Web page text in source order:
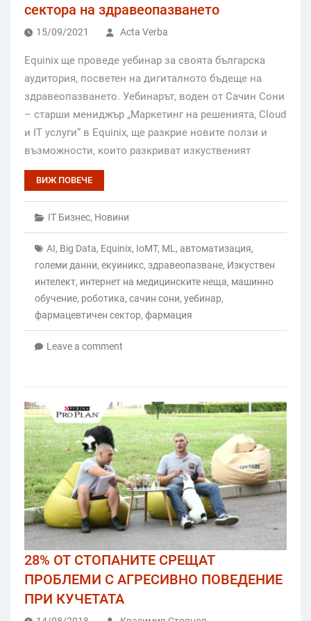
сектора на здравеопазването
15/09/2021 Acta Verba
Equinix ще проведе уебинар за своята българска
аудитория, посветен на дигиталното бъдеще на
здравеопазването. Уебинарът, воден от Сачин Сони
– старши мениджър „Маркетинг на решенията, Cloud
и IT услуги“ в Equinix, ще разкрие новите ползи и
възможности, които разкриват изкуственият
ВИЖ ПОВЕЧЕ
IT Бизнес, Новини
AI, Big Data, Equinix, IoMT, ML, автоматизация,
големи данни, екуиникс, здравеопазване, Изкуствен
интелект, интернет на медицинските неща, машинно
обучение, роботика, сачин сони, уебинар,
фармацевтичен сектор, фармация
Leave a comment
28% ОТ СТОПАНИТЕ СРЕЩАТ
ПРОБЛЕМИ С АГРЕСИВНО ПОВЕДЕНИЕ
ПРИ КУЧЕТАТА